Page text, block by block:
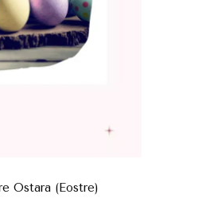
Ostara (Eostre)